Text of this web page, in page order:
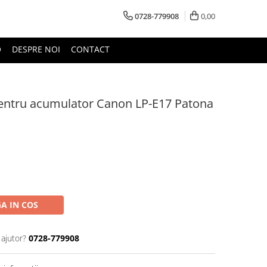
0728-779908 0,00
DESPRE NOI CONTACT
acumulator Canon LP-E17 Patona
IN COS
0728-779908